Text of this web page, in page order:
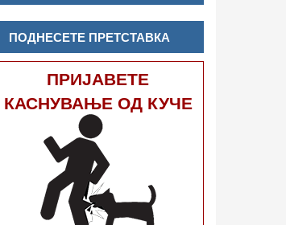
ПОДНЕСЕТЕ ПРЕТСТАВКА
ПРИЈАВЕТЕ
КАСНУВАЊЕ ОД КУЧЕ